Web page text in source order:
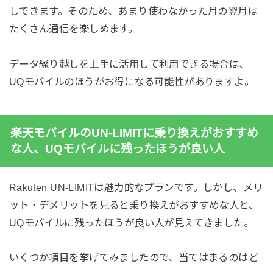
しできます。そのため、あまり使わなかった月の翌月は
たくさん通信を楽しめます。
データ繰り越しを上手に活用して利用できる場合は、
UQモバイルのほうがお得になる可能性がありますよ。
楽天モバイルのUN-LIMITに乗り換えがおすすめ
な人、UQモバイルに残ったほうが良い人
Rakuten UN-LIMITは魅力的なプランです。しかし、メリ
ット・デメリットを見ると乗り換えがおすすめな人と、
UQモバイルに残ったほうが良い人が見えてきました。
いくつか項目を挙げてみましたので、当てはまるのはど